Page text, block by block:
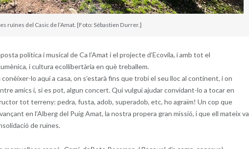
ruïnes del Casic de l’Amat. [Foto: Sébastien Durrer.]
política i musical de Ca l’Amat i el projecte d’Ecovila, i amb tot el
i cultura ecollibertària en què treballem.
lo aquí a casa, on s’estarà fins que trobi el seu lloc al continent, i on
amics i, si es pot, algun concert. Qui vulgui ajudar convidant-lo a tocar en
tot terreny: pedra, fusta, adob, superadob, etc, ho agraïm! Un cop que
en l’Alberg del Puig Amat, la nostra propera gran missió, i que ell mateix va
de ruïnes.